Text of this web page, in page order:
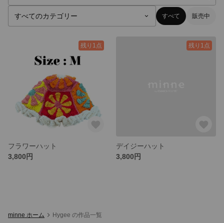
すべて 販売中
残り1点
フラワーハット
3,800円
残り1点
デイジーハット
3,800円
minne ホーム Hygee の作品一覧